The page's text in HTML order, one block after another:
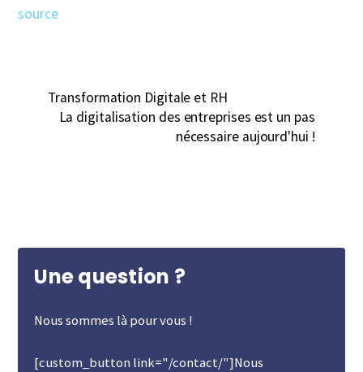
source
Transformation Digitale et RH
La digitalisation des entreprises est un pas
nécessaire aujourd'hui !
Une question ?
Nous sommes là pour vous !
[custom_button link="/contact/"]Nous